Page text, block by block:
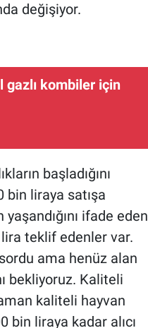
değişiyor.
gazlı kombiler için
başladığını
bin liraya satışa
ifade eden
teklif edenler var.
ama henüz alan
bekliyoruz. Kaliteli
kaliteli hayvan
bin liraya kadar alıcı